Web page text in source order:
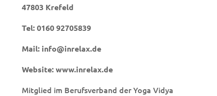
47803 Krefeld
Tel:0160 92705839
Mail: info@inrelax.de
Website:www.inrelax.de
Mitglied im Berufsverband der Yoga Vidya